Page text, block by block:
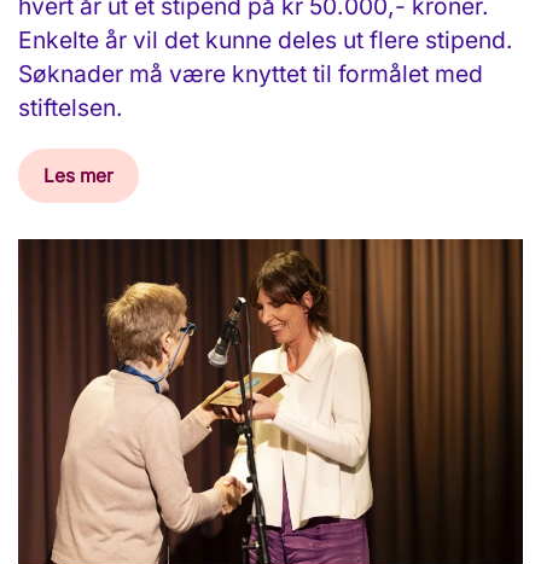
hvert år ut et stipend på kr 50.000,- kroner.
Enkelte år vil det kunne deles ut flere stipend.
Søknader må være knyttet til formålet med
stiftelsen.
Les mer